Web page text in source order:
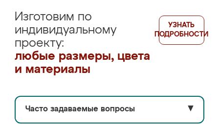
Изготовим по
индивидуальному
проекту:
любые размеры, цвета
и материалы
УЗНАТЬ
ПОДРОБНОСТИ
Часто задаваемые вопросы ▼